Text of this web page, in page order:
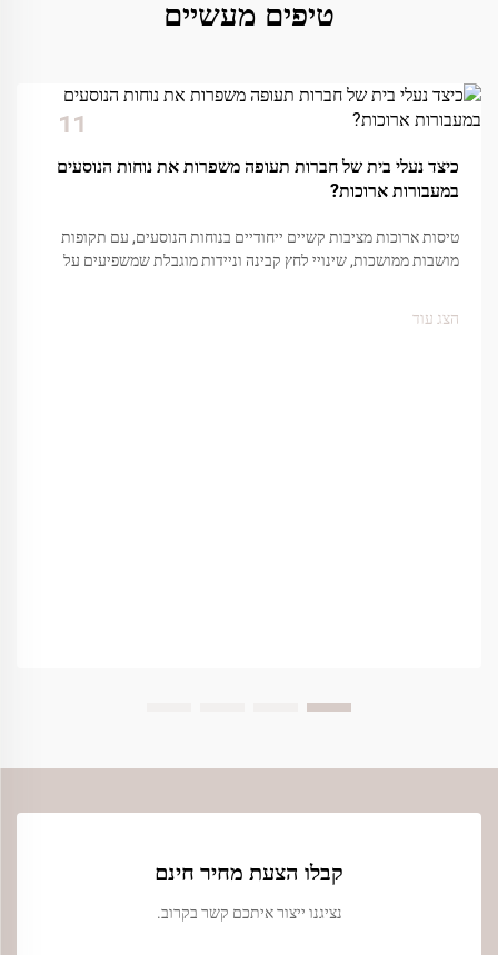
טיפים מעשיים
11
כיצד נעלי בית של חברות תעופה משפרות את נוחות הנוסעים
במעבורות ארוכות?
טיסות ארוכות מציבות קשיים ייחודיים בנוחות הנוסעים, עם תקופות
מושבות ממושכות, שינויי לחץ קבינה וניידות מוגבלת שמשפיעים על
הצג עוד
קבלו הצעת מחיר חינם
נציגנו ייצור איתכם קשר בקרוב.